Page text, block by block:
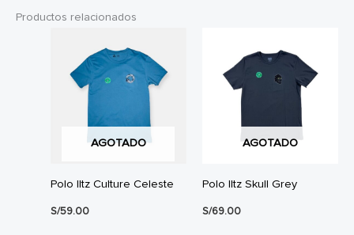
Productos relacionados
AGOTADO
Polo Iltz Culture Celeste
S/59.00
AGOTADO
Polo Iltz Skull Grey
S/69.00